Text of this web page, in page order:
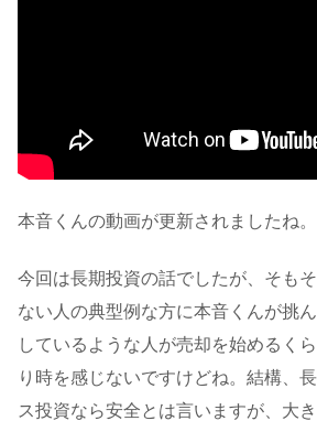
本音くんの動画が更新されましたね。
今回は長期投資の話でしたが、そも
ない人の典型例な方に本音くんが挑
しているような人が売却を始めるく
り時を感じないですけどね。結構、
ス投資なら安全とは言いますが、大